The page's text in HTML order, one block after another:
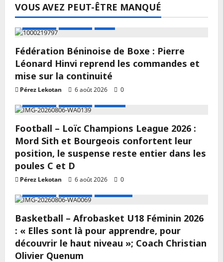
VOUS AVEZ PEUT-ÊTRE MANQUÉ
Fédération Béninoise de Boxe : Pierre
Léonard Hinvi reprend les commandes et
mise sur la continuité
Pérez Lekotan 6 août 2026
0
Football – Loïc Champions League 2026 :
Mord Sith et Bourgeois confortent leur
position, le suspense reste entier dans les
poules C et D
Pérez Lekotan 6 août 2026
0
Basketball – Afrobasket U18 Féminin 2026
: « Elles sont là pour apprendre, pour
découvrir le haut niveau »; Coach Christian
Olivier Quenum